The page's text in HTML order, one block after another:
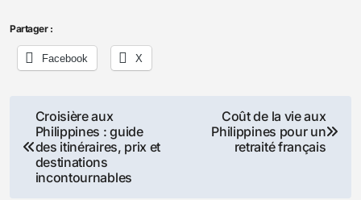
Partager :
Facebook X
Navigation
de
l’article
Croisière aux
Philippines : guide
des itinéraires, prix et
destinations
incontournables
Coût de la vie aux
Philippines pour un
retraité français